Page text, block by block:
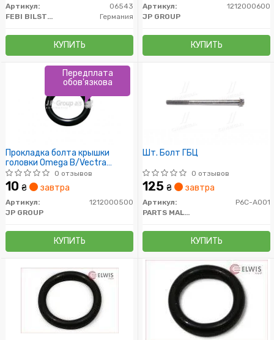
Артикул:
06543
FEBI BILSTEIN
Германия
КУПИТЬ
Артикул:
1212000600
JP GROUP
КУПИТЬ
Прокладка болта крышки
головки Omega B/Vectra
B/C/Antara
0 отзывов
10 ₴ завтра
Артикул:
1212000500
JP GROUP
КУПИТЬ
Передплата
обов'язкова
Шт. Болт ГБЦ
0 отзывов
125 ₴ завтра
Артикул:
P6C-A001
PARTS MALL (PMC)
КУПИТЬ